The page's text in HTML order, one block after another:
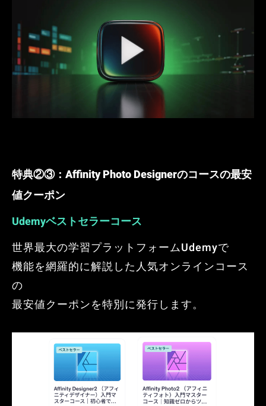
特典②③：Affinity Photo Designerのコースの最安
値クーポン
Udemyベストセラーコース
世界最大の学習プラットフォームUdemyで
機能を網羅的に解説した人気オンラインコース
の
最安値クーポンを特別に発行します。